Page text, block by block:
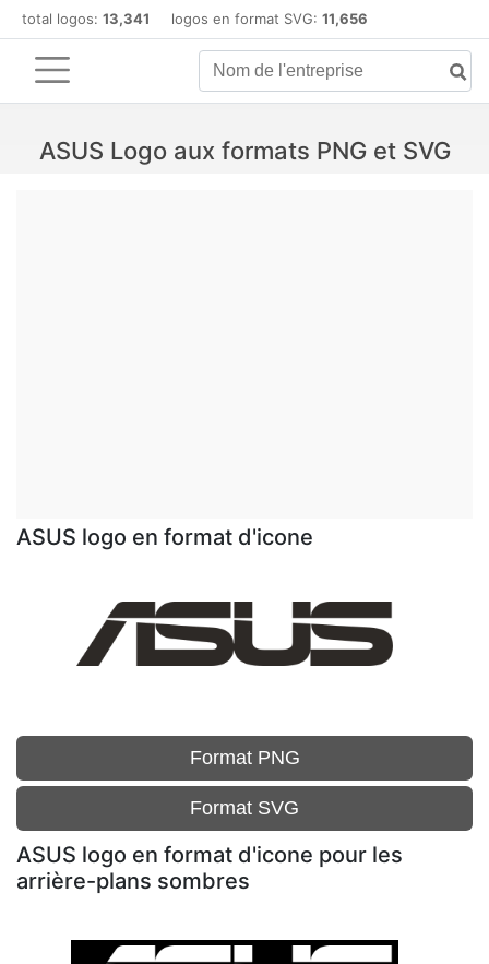
total logos: 13,341 logos en format SVG: 11,656
ASUS Logo aux formats PNG et SVG
ASUS logo en format d'icone
Format PNG
Format SVG
ASUS logo en format d'icone pour les
arrière-plans sombres